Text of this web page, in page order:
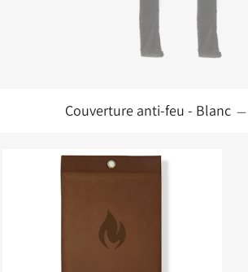
Couverture anti-feu - Blanc —